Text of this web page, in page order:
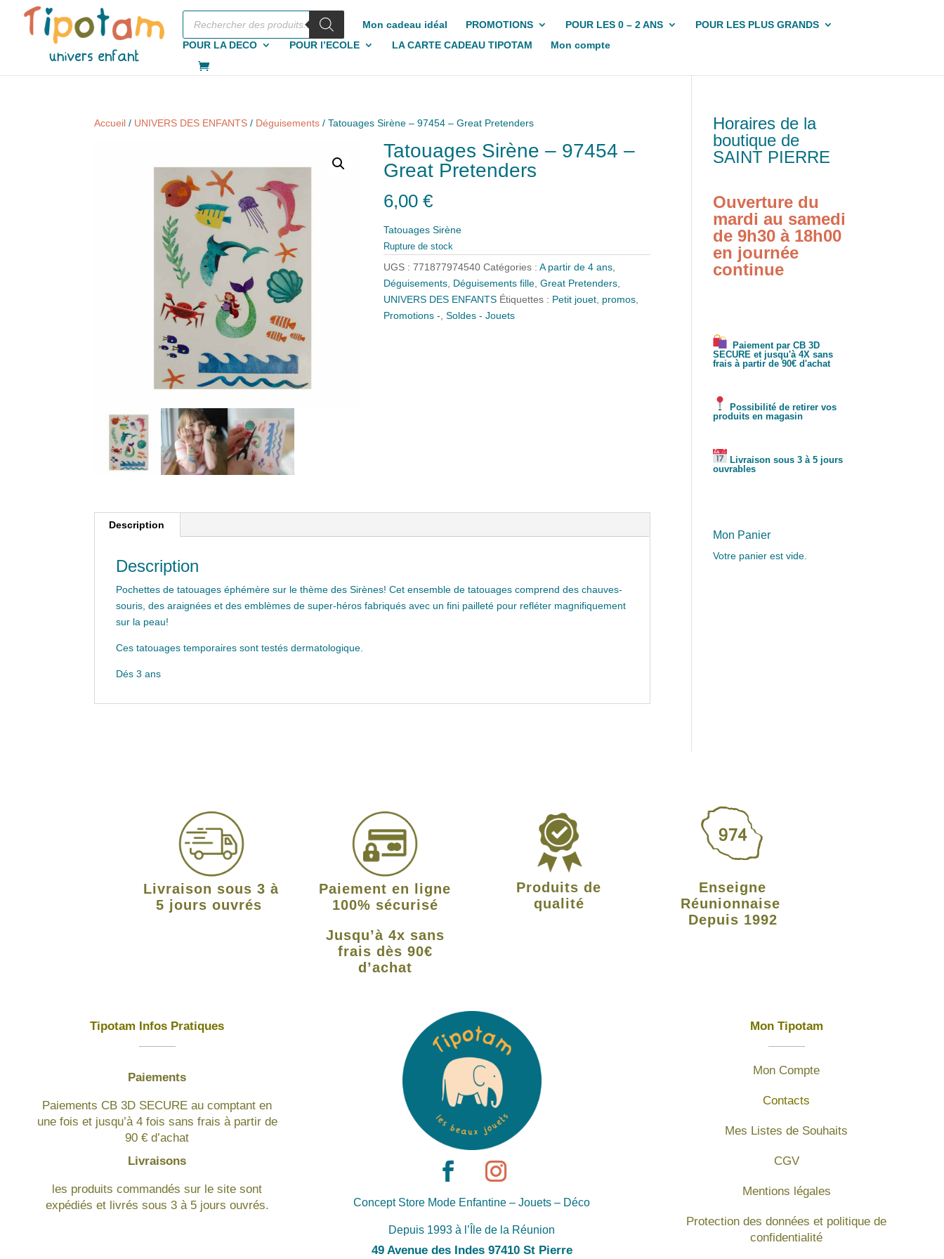
Recherche
produits
Mon cadeau idéal PROMOTIONS POUR LES 0 – 2 ANS
POUR LES PLUS GRANDS
POUR LA DECO
POUR l’ECOLE LA CARTE CADEAU TIPOTAM Mon compte
Accueil / UNIVERS DES ENFANTS / Déguisements / Tatouages Sirène – 97454 – Great Pretenders
Tatouages Sirène – 97454 –
Great Pretenders
6,00€
Tatouages Sirène
Rupture de stock
UGS :771877974540 Catégories :A partir de 4 ans,
Déguisements, Déguisements fille,Great Pretenders,
UNIVERS DES ENFANTS Étiquettes : Petit jouet, promos,
Promotions -,Soldes - Jouets
Description
Description
Pochettes de tatouages éphémère sur le thème des Sirènes! Cet ensemble de tatouages comprend des chauves-
souris, des araignées et des emblèmes de super-héros fabriqués avec un fini pailleté pour refléter magnifiquement
sur la peau!
Ces tatouages temporaires sont testés dermatologique.
Dés 3 ans
Horaires de la
boutique de
SAINT PIERRE
Ouverture du
mardi au samedi
de 9h30 à 18h00
en journée
continue
Paiement par CB 3D
SECURE et jusqu'à 4X sans
frais à partir de 90€ d'achat
Possibilité de retirer vos
produits en magasin
Livraison sous 3 à 5 jours
ouvrables
Mon Panier
Votre panier est vide.
Livraison sous 3 à
5 jours ouvrés
Paiement en ligne
100% sécurisé
Jusqu’à 4x sans
frais dès 90€
d’achat
Produits de
qualité
Enseigne
Réunionnaise
Depuis 1992
Tipotam Infos Pratiques
Paiements
Paiements CB 3D SECURE au comptant en
une fois et jusqu’à 4 fois sans frais à partir de
90 € d’achat
Livraisons
les produits commandés sur le site sont
expédiés et livrés sous 3 à 5 jours ouvrés.
Concept Store Mode Enfantine – Jouets – Déco
Depuis 1993 à l’Île de la Réunion
49 Avenue des Indes 97410 St Pierre
Mon Tipotam
Mon Compte
Contacts
Mes Listes de Souhaits
CGV
Mentions légales
Protection des données et politique de
confidentialité